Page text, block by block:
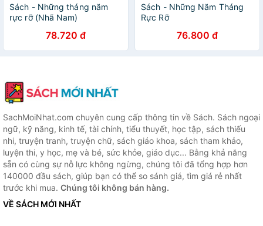
Sách - Những tháng năm
rực rỡ (Nhã Nam)
78.720 đ
Sách - Những Năm Tháng
Rực Rỡ
76.800 đ
SachMoiNhat.com chuyên cung cấp thông tin về Sách. Sách ngoại
ngữ, kỹ năng, kinh tế, tài chính, tiểu thuyết, học tập, sách thiếu
nhi, truyện tranh, truyện chữ, sách giáo khoa, sách tham khảo,
luyện thi, y học, mẹ và bé, sức khỏe, giáo dục... Bằng khả năng
sẵn có cùng sự nỗ lực không ngừng, chúng tôi đã tổng hợp hơn
140000 đầu sách, giúp bạn có thể so sánh giá, tìm giá rẻ nhất
trước khi mua. Chúng tôi không bán hàng.
VỀ SÁCH MỚI NHẤT